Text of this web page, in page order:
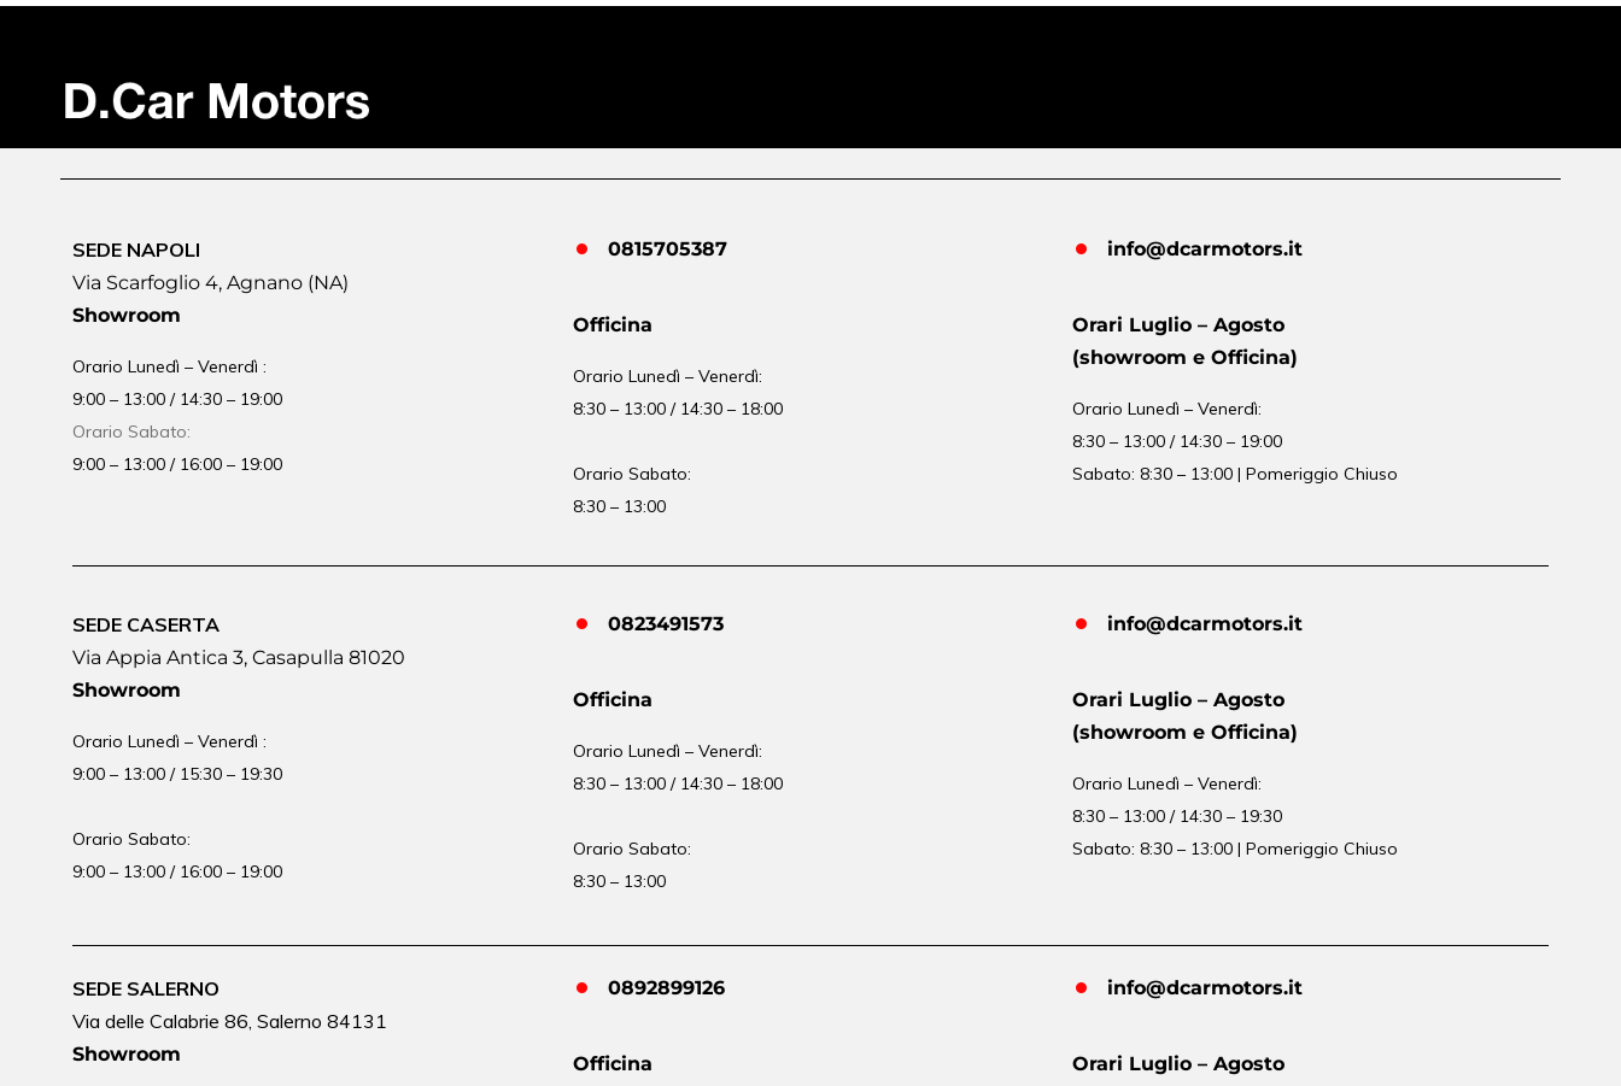
SEDE NAPOLI
Via Scarfoglio 4, Agnano (NA)
Showroom
Orario Lunedì – Venerdì :
9:00 – 13:00 / 14:30 – 19:00
Orario Sabato:
9:00 – 13:00 / 16:00 – 19:00
0815705387
Officina
Orario Lunedì – Venerdì:
8:30 – 13:00 / 14:30 – 18:00
Orario Sabato:
8:30 – 13:00
info@dcarmotors.it
Orari Luglio – Agosto
(showroom e Officina)
OrarioLunedì – Venerdì:
8:30 – 13:00 / 14:30 – 19:00
Sabato: 8:30 – 13:00 | Pomeriggio Chiuso
SEDE CASERTA
Via Appia Antica 3, Casapulla 81020
Showroom
Orario Lunedì – Venerdì :
9:00 – 13:00 / 15:30 – 19:30
Orario Sabato:
9:00 – 13:00 / 16:00 – 19:00
0823491573
Officina
Orario Lunedì – Venerdì:
8:30 – 13:00 / 14:30 – 18:00
Orario Sabato:
8:30 – 13:00
info@dcarmotors.it
Orari Luglio – Agosto
(showroom e Officina)
OrarioLunedì – Venerdì:
8:30 – 13:00 / 14:30 – 19:30
Sabato: 8:30 – 13:00 | Pomeriggio Chiuso
SEDE SALERNO
Via delle Calabrie 86, Salerno 84131
Showroom
0892899126
Officina
info@dcarmotors.it
Orari Luglio – Agosto